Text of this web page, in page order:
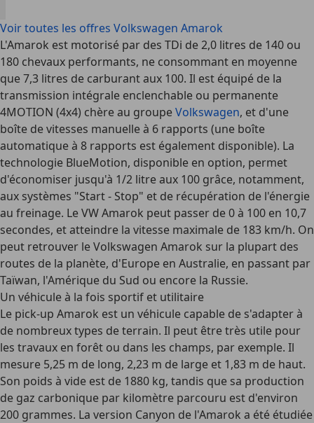
Voir toutes les offres Volkswagen Amarok
L'Amarok est motorisé par des TDi de 2,0 litres de 140 ou
180 chevaux performants, ne consommant en moyenne
que 7,3 litres de carburant aux 100. Il est équipé de la
transmission intégrale enclenchable ou permanente
4MOTION (4x4) chère au groupeVolkswagen, et d'une
boîte de vitesses manuelle à 6 rapports (une boîte
automatique à 8 rapports est également disponible). La
technologie BlueMotion, disponible en option, permet
d'économiser jusqu'à 1/2 litre aux 100 grâce, notamment,
aux systèmes "Start - Stop" et de récupération de l'énergie
au freinage. LeVW Amarok peut passer de0 à 100 en 10,7
secondes, et atteindre la vitesse maximale de 183 km/h. On
peut retrouver le Volkswagen Amarok sur la plupart des
routes de la planète, d'Europe en Australie, en passant par
Taïwan, l'Amérique du Sud ou encore la Russie.
Un véhicule à la fois sportif et utilitaire
Le pick-up Amarok est un véhicule capable de s'adapter à
de nombreux types de terrain. Il peut être très utile pour
les travaux en forêt ou dans les champs, par exemple. Il
mesure 5,25 m de long, 2,23 m de large et 1,83 m de haut.
Son poids à vide est de 1880 kg, tandis que sa production
de gaz carbonique par kilomètre parcouru est d'environ
200 grammes. La version Canyon de l'Amarok a été étudiée